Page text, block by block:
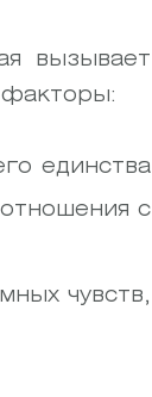
вызывает
факторы:
единства
с
чувств,